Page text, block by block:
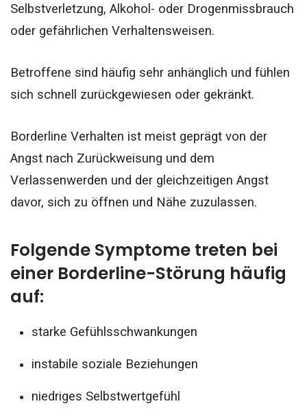
Selbstverletzung, Alkohol- oder Drogenmissbrauch
oder gefährlichen Verhaltensweisen.
Betroffene sind häufig sehr anhänglich und fühlen
sich schnell zurückgewiesen oder gekränkt.
Borderline Verhalten ist meist geprägt von der
Angst nach Zurückweisung und dem
Verlassenwerden und der gleichzeitigen Angst
davor, sich zu öffnen und Nähe zuzulassen.
Folgende Symptome treten bei
einer Borderline-Störung häufig
auf:
starke Gefühlsschwankungen
instabile soziale Beziehungen
niedriges Selbstwertgefühl